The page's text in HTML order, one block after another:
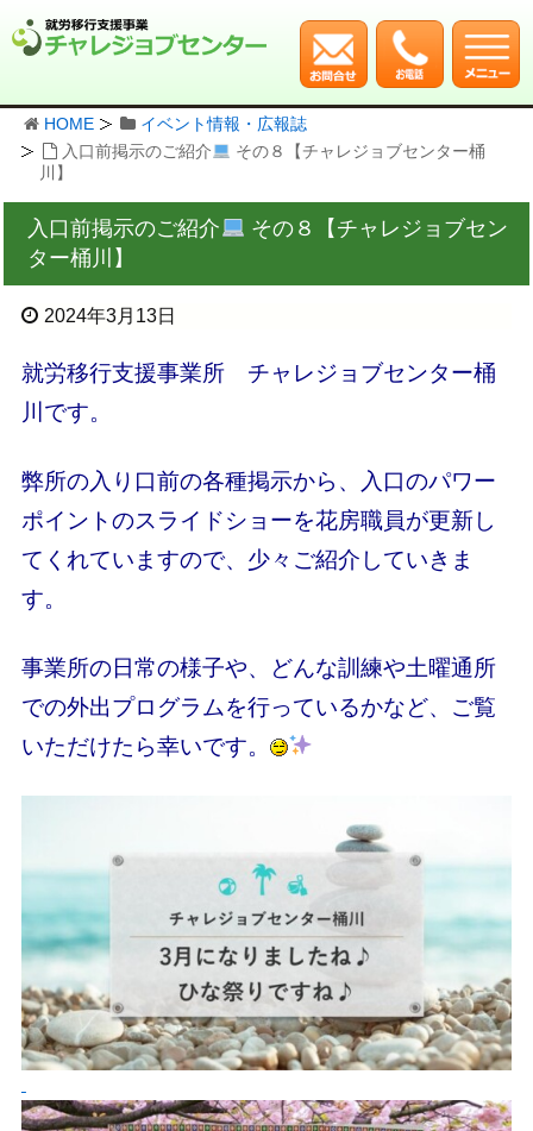
HOME
イベント情報・広報誌
入口前掲示のご紹介
その８【チャレジョブセンター桶
川】
入口前掲示のご紹介
その８【チャレジョブセン
ター桶川】
2024年3月13日
就労移行支援事業所 チャレジョブセンター桶
川です。
弊所の入り口前の各種掲示から、入口のパワー
ポイントのスライドショーを花房職員が更新し
てくれていますので、少々ご紹介していきま
す。
事業所の日常の様子や、どんな訓練や土曜通所
での外出プログラムを行っているかなど、ご覧
いただけたら幸いです。